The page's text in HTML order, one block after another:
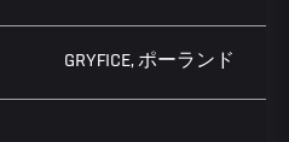
GRYFICE, ポーランド